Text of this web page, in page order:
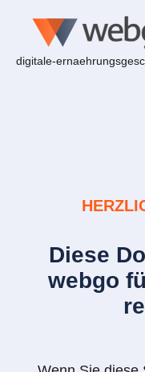
digitale-
Diese
webgo